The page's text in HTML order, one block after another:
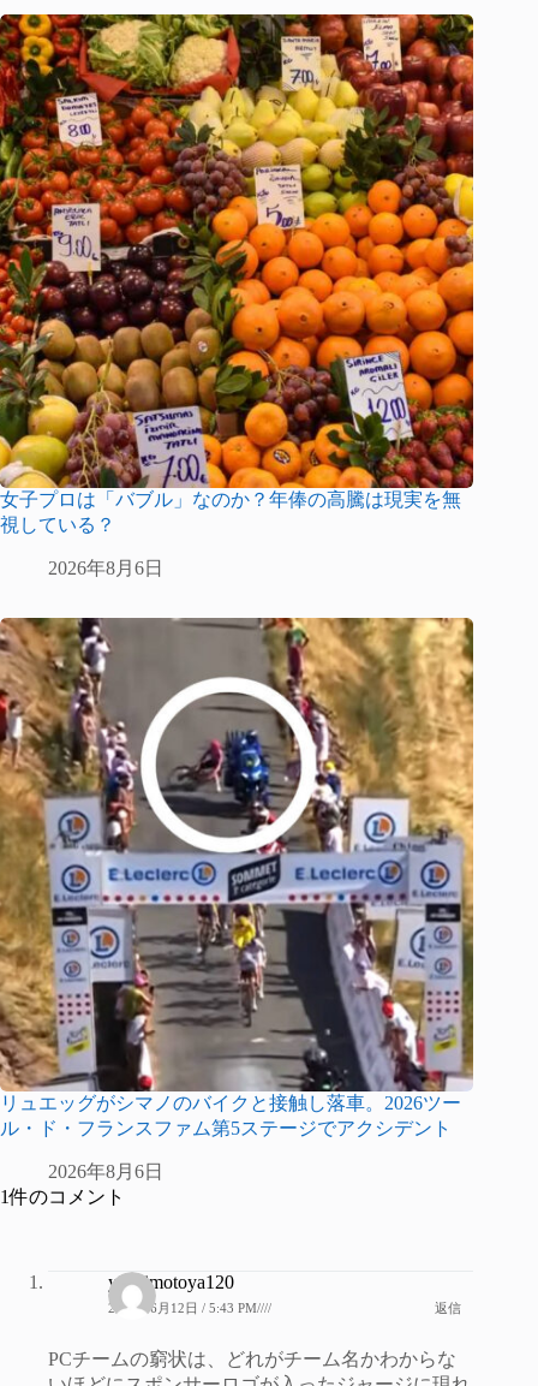
女子プロは「バブル」なのか？年俸の高騰は現実を無
視している？
2026年8月6日
リュエッグがシマノのバイクと接触し落車。2026ツー
ル・ド・フランスファム第5ステージでアクシデント
2026年8月6日
1件のコメント
yoshimotoya120
2019年6月12日 / 5:43 PM//// 返信
PCチームの窮状は、どれがチーム名かわからな